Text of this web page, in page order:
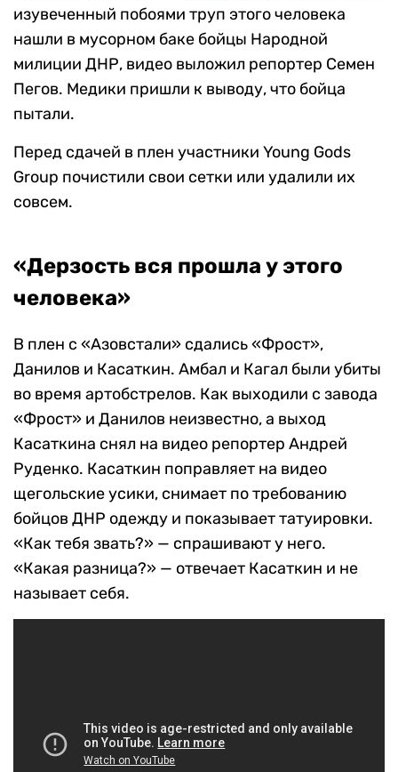
изувеченный побоями труп этого человека
нашли в мусорном баке бойцы Народной
милиции ДНР, видео выложил репортер Семен
Пегов. Медики пришли к выводу, что бойца
пытали.
Перед сдачей в плен участники Young Gods
Group почистили свои сетки или удалили их
совсем.
«Дерзость вся прошла у этого
человека»
В плен с «Азовстали» сдались «Фрост»,
Данилов и Касаткин. Амбал и Кагал были убиты
во время артобстрелов. Как выходили с завода
«Фрост» и Данилов неизвестно, а выход
Касаткина снял на видео репортер Андрей
Руденко. Касаткин поправляет на видео
щегольские усики, снимает по требованию
бойцов ДНР одежду и показывает татуировки.
«Как тебя звать?» — спрашивают у него.
«Какая разница?» — отвечает Касаткин и не
называет себя.